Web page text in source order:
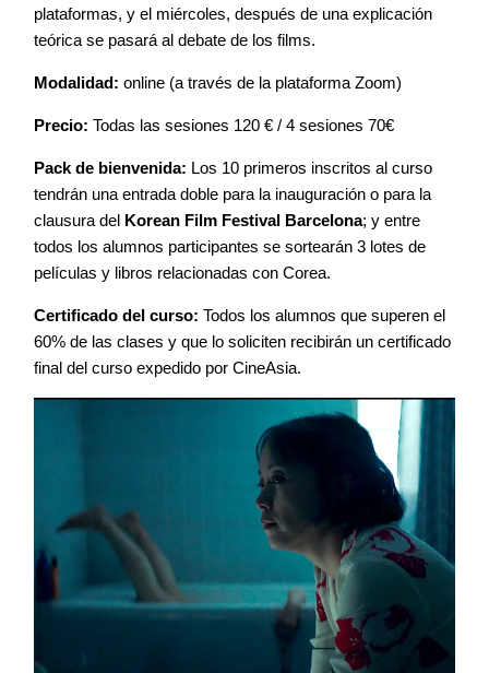
plataformas, y el miércoles, después de una explicación
teórica se pasará al debate de los films.
Modalidad: online (a través de la plataforma Zoom)
Precio: Todas las sesiones 120 € / 4 sesiones 70€
Pack de bienvenida: Los 10 primeros inscritos al curso
tendrán una entrada doble para la inauguración o para la
clausura del Korean Film Festival Barcelona; y entre
todos los alumnos participantes se sortearán 3 lotes de
películas y libros relacionadas con Corea.
Certificado del curso: Todos los alumnos que superen el
60% de las clases y que lo soliciten recibirán un certificado
final del curso expedido por CineAsia.